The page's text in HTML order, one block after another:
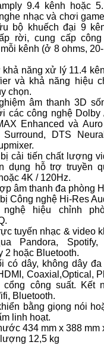
9.4 kênh hoặc
nhạc và chơi
bộ khuếch đại 9
rời, cung cấp
kênh (ở 8 ohms,
khả năng xử lý 11.4
và khả năng hiệu
chọn.
âm thanh 3D
các công nghệ Dolby
Enhanced và
Surround, DTS
cải tiến chất lượng
dụng hỗ trợ truyền
4K / 120Hz.
âm thanh đa phòng
Công nghệ Hi-Res
nghệ hiệu chỉnh
tuyến nhạc & video
Pandora, Spotify,
2 hoặc Bluetooth.
có dây, không dây
Coaxial,Optical,
cổng công suất. Kết
Bluetooth.
bằng giọng nói
linh hoạt.
434 mm x 388 mm
12,5 kg